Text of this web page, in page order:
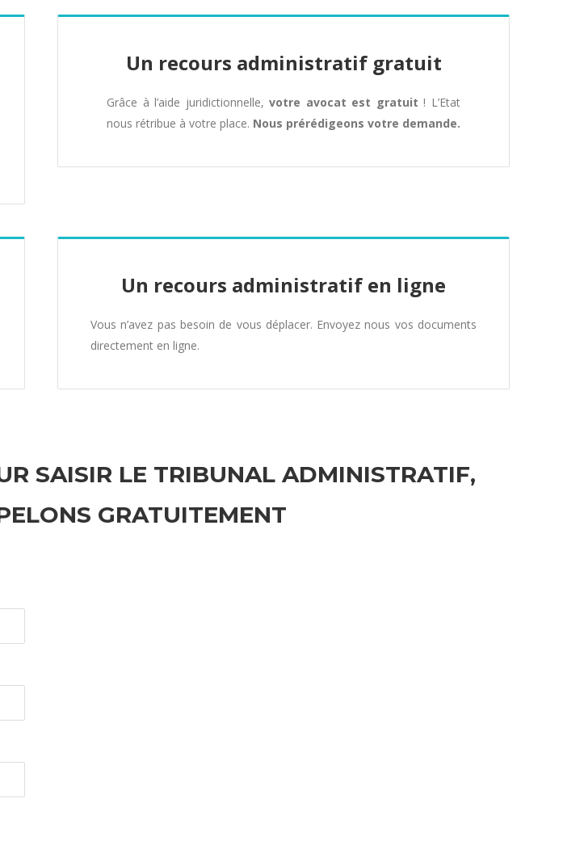
Un recours administratif gratuit
Grâce à l’aide juridictionnelle,votre avocat est gratuit ! L’Etat
nous rétribue à votre place. Nous prérédigeons votre demande.
Un recours administratif en ligne
Vous n’avez pas besoin de vous déplacer. Envoyez nous vos documents
directement en ligne.
SAISIR LE TRIBUNAL ADMINISTRATIF,
GRATUITEMENT